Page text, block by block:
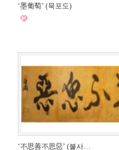
‘墨葡萄’ (묵포도)
‘不思善不思惡’ (불사…